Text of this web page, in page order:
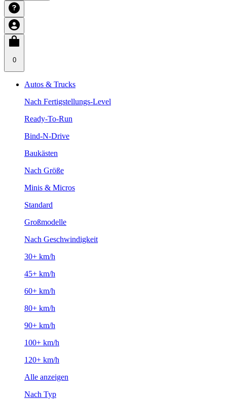
0
Autos & Trucks
Nach Fertigstellungs-Level
Ready-To-Run
Bind-N-Drive
Baukästen
Nach Größe
Minis & Micros
Standard
Großmodelle
Nach Geschwindigkeit
30+ km/h
45+ km/h
60+ km/h
80+ km/h
90+ km/h
100+ km/h
120+ km/h
Alle anzeigen
Nach Typ